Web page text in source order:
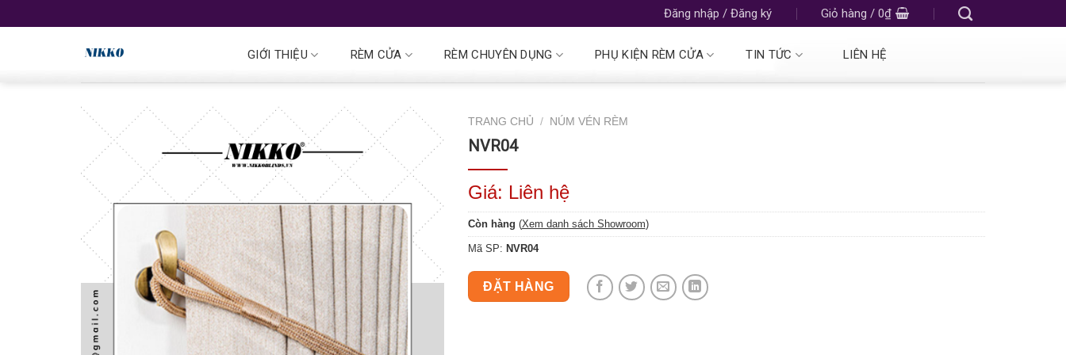
Đăng nhập / Đăng ký Giỏ hàng / 0₫
GIỚI THIỆU RÈM CỬA RÈM CHUYÊN DỤNG PHỤ KIỆN RÈM CỬA TIN TỨC LIÊN HỆ
TRANG CHỦ / NÚM VÉN RÈM
NVR04
Giá: Liên hệ
Còn hàng (Xem danh sách Showroom)
Mã SP: NVR04
ĐẶT HÀNG